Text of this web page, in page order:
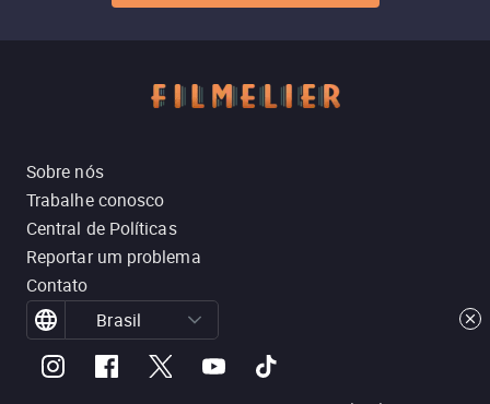
Sobre nós
Trabalhe conosco
Central de Políticas
Reportar um problema
Contato
Brasil